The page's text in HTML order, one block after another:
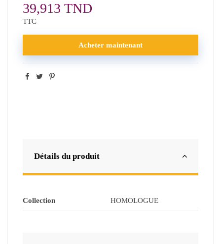
39,913 TND
TTC
Acheter maintenant
Détails du produit
Collection HOMOLOGUE